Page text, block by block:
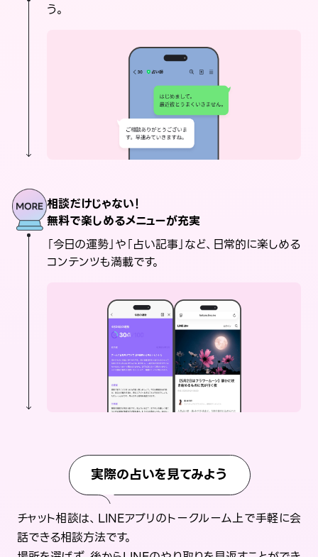
う。
相談だけじゃない！
無料で楽しめるメニューが充実
「今日の運勢」や「占い記事」など、日常的に楽しめる
コンテンツも満載です。
実際の占いを見てみよう
チャット相談は、LINEアプリのトークルーム上で手軽に会
話できる相談方法です。